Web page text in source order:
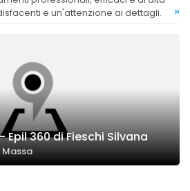
e un'attenzione ai dettagli.
»
Epil 360 di Fieschi Silvana
Massa